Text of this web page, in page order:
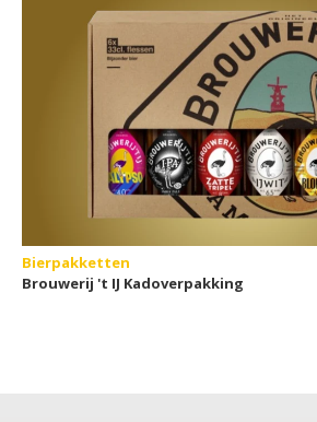
Bierpakketten
Brouwerij 't IJ Kadoverpakking